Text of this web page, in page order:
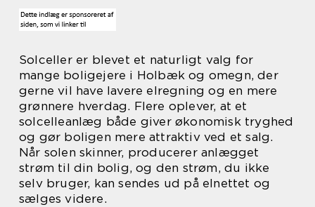
Solceller er blevet et naturligt valg for
mange boligejere i Holbæk og omegn, der
gerne vil have lavere elregning og en mere
grønnere hverdag. Flere oplever, at et
solcelleanlæg både giver økonomisk tryghed
og gør boligen mere attraktiv ved et salg.
Når solen skinner, producerer anlægget
strøm til din bolig, og den strøm, du ikke
selv bruger, kan sendes ud på elnettet og
sælges videre.